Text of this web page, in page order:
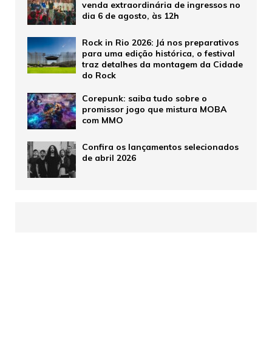
venda extraordinária de ingressos no
dia 6 de agosto, às 12h
Rock in Rio 2026: Já nos preparativos
para uma edição histórica, o festival
traz detalhes da montagem da Cidade
do Rock
Corepunk: saiba tudo sobre o
promissor jogo que mistura MOBA
com MMO
Confira os lançamentos selecionados
de abril 2026